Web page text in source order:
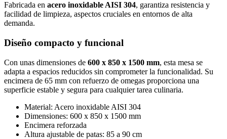
Fabricada en acero inoxidable AISI 304, garantiza resistencia y
facilidad de limpieza, aspectos cruciales en entornos de alta
demanda.
Diseño compacto y funcional
Con unas dimensiones de 600 x 850 x 1500 mm, esta mesa se
adapta a espacios reducidos sin comprometer la funcionalidad. Su
encimera de 65 mm con refuerzo de omegas proporciona una
superficie estable y segura para cualquier tarea culinaria.
Material: Acero inoxidable AISI 304
Dimensiones: 600 x 850 x 1500 mm
Encimera reforzada
Altura ajustable de patas: 85 a 90 cm